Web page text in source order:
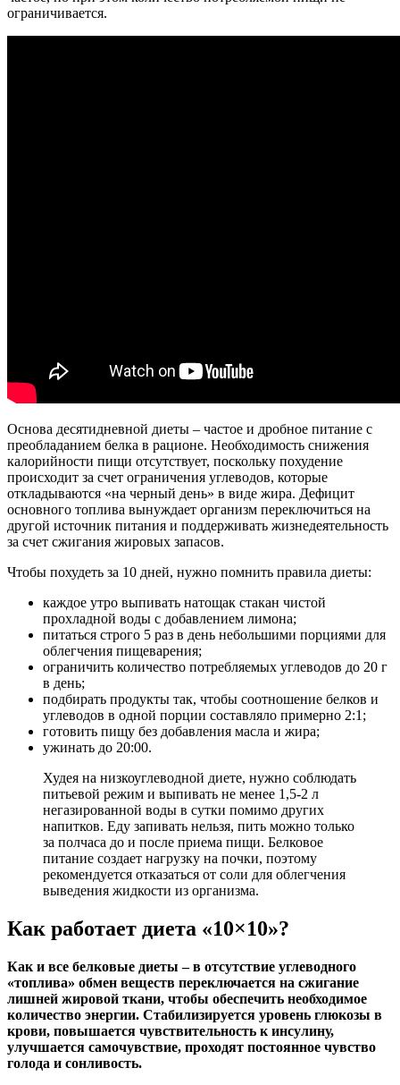
ограничивается.
Основа десятидневной диеты – частое и дробное питание с
преобладанием белка в рационе. Необходимость снижения
калорийности пищи отсутствует, поскольку похудение
происходит за счет ограничения углеводов, которые
откладываются «на черный день» в виде жира. Дефицит
основного топлива вынуждает организм переключиться на
другой источник питания и поддерживать жизнедеятельность
за счет сжигания жировых запасов.
Чтобы похудеть за 10 дней, нужно помнить правила диеты:
каждое утро выпивать натощак стакан чистой
прохладной воды с добавлением лимона;
питаться строго 5 раз в день небольшими порциями для
облегчения пищеварения;
ограничить количество потребляемых углеводов до 20 г
в день;
подбирать продукты так, чтобы соотношение белков и
углеводов в одной порции составляло примерно 2:1;
готовить пищу без добавления масла и жира;
ужинать до 20:00.
Худея на низкоуглеводной диете, нужно соблюдать
питьевой режим и выпивать не менее 1,5-2 л
негазированной воды в сутки помимо других
напитков. Еду запивать нельзя, пить можно только
за полчаса до и после приема пищи. Белковое
питание создает нагрузку на почки, поэтому
рекомендуется отказаться от соли для облегчения
выведения жидкости из организма.
Как работает диета «10×10»?
Как и все белковые диеты – в отсутствие углеводного
«топлива» обмен веществ переключается на сжигание
лишней жировой ткани, чтобы обеспечить необходимое
количество энергии. Стабилизируется уровень глюкозы в
крови, повышается чувствительность к инсулину,
улучшается самочувствие, проходят постоянное чувство
голода и сонливость.